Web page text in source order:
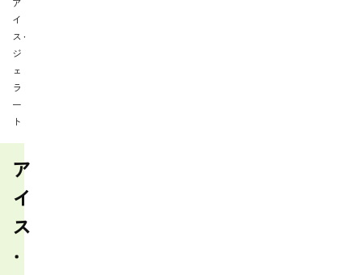
ア
イ
ス・
ジ
ェ
ラ
ー
ト
ア
イ
ス
・